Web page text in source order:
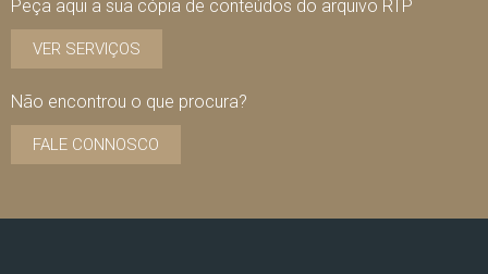
Peça aqui a sua cópia de conteúdos do arquivo RTP
VER SERVIÇOS
Não encontrou o que procura?
FALE CONNOSCO